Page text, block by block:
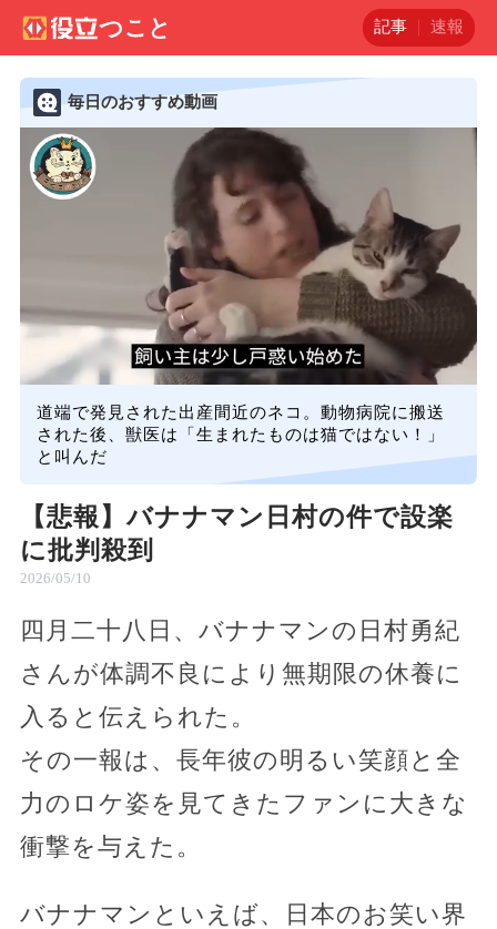
記事 速報
毎日のおすすめ動画
道端で発見された出産間近のネコ。動物病院に搬送
された後、獣医は「生まれたものは猫ではない！」
と叫んだ
【悲報】バナナマン日村の件で設楽
に批判殺到
2026/05/10
四月二十八日、バナナマンの日村勇紀
さんが体調不良により無期限の休養に
入ると伝えられた。
その一報は、長年彼の明るい笑顔と全
力のロケ姿を見てきたファンに大きな
衝撃を与えた。
バナナマンといえば、日本のお笑い界